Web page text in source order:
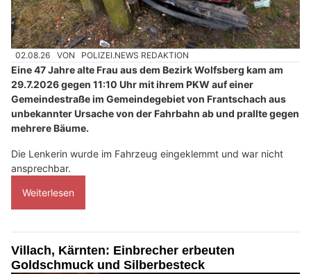
02.08.26 VON POLIZEI.NEWS REDAKTION
Eine 47 Jahre alte Frau aus dem Bezirk Wolfsberg kam am
29.7.2026 gegen 11:10 Uhr mit ihrem PKW auf einer
Gemeindestraße im Gemeindegebiet von Frantschach aus
unbekannter Ursache von der Fahrbahn ab und prallte gegen
mehrere Bäume.
Die Lenkerin wurde im Fahrzeug eingeklemmt und war nicht
ansprechbar.
Weiterlesen
Villach, Kärnten: Einbrecher erbeuten
Goldschmuck und Silberbesteck